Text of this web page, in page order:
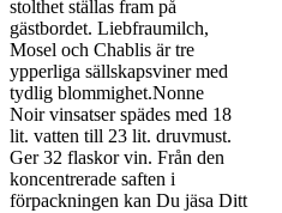
stolthet ställas fram på
gästbordet. Liebfraumilch,
Mosel och Chablis är tre
ypperliga sällskapsviner med
tydlig blommighet.Nonne
Noir vinsatser spädes med 18
lit. vatten till 23 lit. druvmust.
Ger 32 flaskor vin. Från den
koncentrerade saften i
förpackningen kan Du jäsa Ditt